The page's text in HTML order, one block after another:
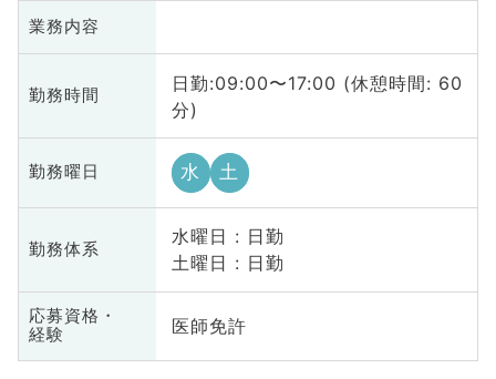
業務内容
勤務時間
日勤:09:00〜17:00 (休憩時間: 60
分)
勤務曜日 水 土
勤務体系
水曜日 : 日勤
土曜日 : 日勤
応募資格・
経験
医師免許